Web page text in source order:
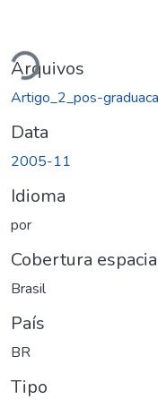
Arquivos
Artigo_2_pos-
Data
2005-11
Idioma
por
Cobertura
Brasil
País
BR
Tipo